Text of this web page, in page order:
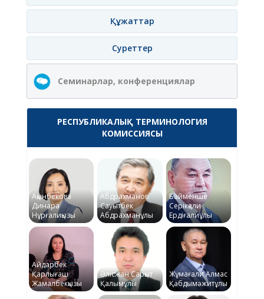
Құжаттар
Суреттер
Семинарлар, конференциялар
РЕСПУБЛИКАЛЫҚ ТЕРМИНОЛОГИЯ
КОМИССИЯСЫ
Ақынбекова
Динара
Нұрғалиқызы
Абдрахманов
Сауытбек
Абдрахманұлы
Байменше
Серікқали
Ердіғалиұлы
Айдарбек
Қарлығаш
Жамалбекқызы
Әлісжан Сарқыт
Қалымұлы
Жұмағали Алмас
Қабдымәжитұлы